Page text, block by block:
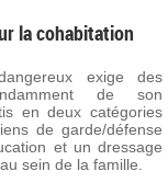
la cohabitation
exige des
de son
en deux catégories
de garde/défense
et un dressage
sein de la famille.